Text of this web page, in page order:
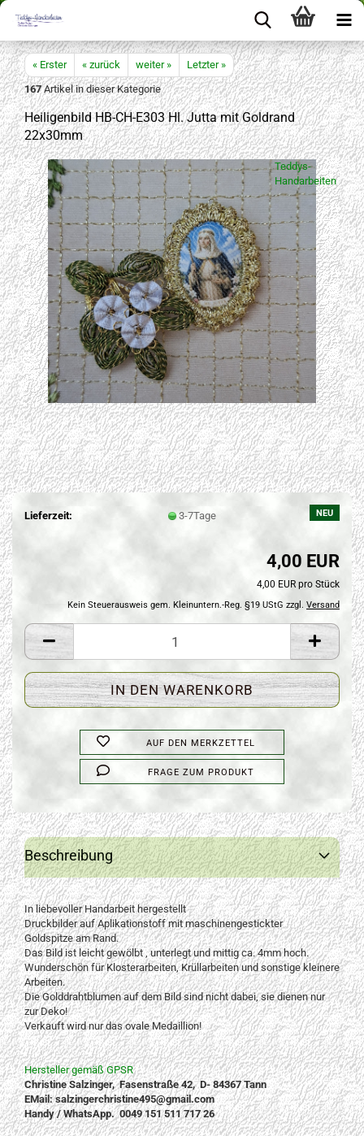
« Erster « zurück weiter »
Letzter »
167Artikel in dieser Kategorie
Heiligenbild HB-CH-E303 Hl. Jutta mit Goldrand
22x30mm
Teddys-
Handarbeiten
NEU
Lieferzeit: 3-7Tage
4,00 EUR
4,00 EUR pro Stück
Kein Steuerausweis gem. Kleinuntern.-Reg. §19 UStG zzgl. Versand
AUF DEN MERKZETTEL
FRAGE ZUM PRODUKT
Beschreibung
In liebevoller Handarbeit hergestellt
Druckbilder auf Aplikationstoff mit maschinengestickter
Goldspitze am Rand.
Das Bild ist leicht gewölbt , unterlegt und mittig ca. 4mm hoch.
Wunderschön für Klosterarbeiten, Krüllarbeiten und sonstige kleinere
Arbeiten.
Die Golddrahtblumen auf dem Bild sind nicht dabei, sie dienen nur
zur Deko!
Verkauft wird nur das ovale Medaillion!
Hersteller gemäß GPSR
Christine Salzinger, Fasenstraße 42, D- 84367 Tann
EMail: salzingerchristine495@gmail.com
Handy / WhatsApp. 0049 151 511 717 26